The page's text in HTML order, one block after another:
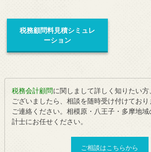
税務顧問料見積シミュレ
ーション
税務会計顧問に関しまして詳しく知りたい
ございましたら、相談を随時受け付けてお
ご連絡ください。相模原・八王子・多摩地
計士にお任せください。
ご相談はこちらから